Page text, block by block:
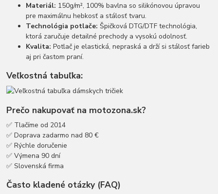
Materiál: 150g/m², 100% bavlna so silikónovou úpravou
pre maximálnu hebkosť a stálosť tvaru.
Technológia potlače: Špičková DTG/DTF technológia,
ktorá zaručuje detailné prechody a vysokú odolnosť.
Kvalita: Potlač je elastická, nepraská a drží si stálosť farieb
aj pri častom praní.
Veľkostná tabuľka:
Prečo nakupovať na motozona.sk?
✅ Tlačíme od 2014
✅ Doprava zadarmo nad 80 €
✅ Rýchle doručenie
✅ Výmena 90 dní
✅ Slovenská firma
Často kladené otázky (FAQ)